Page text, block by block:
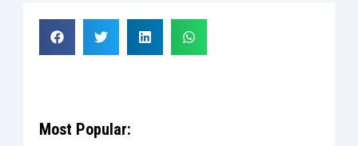
Most Popular: